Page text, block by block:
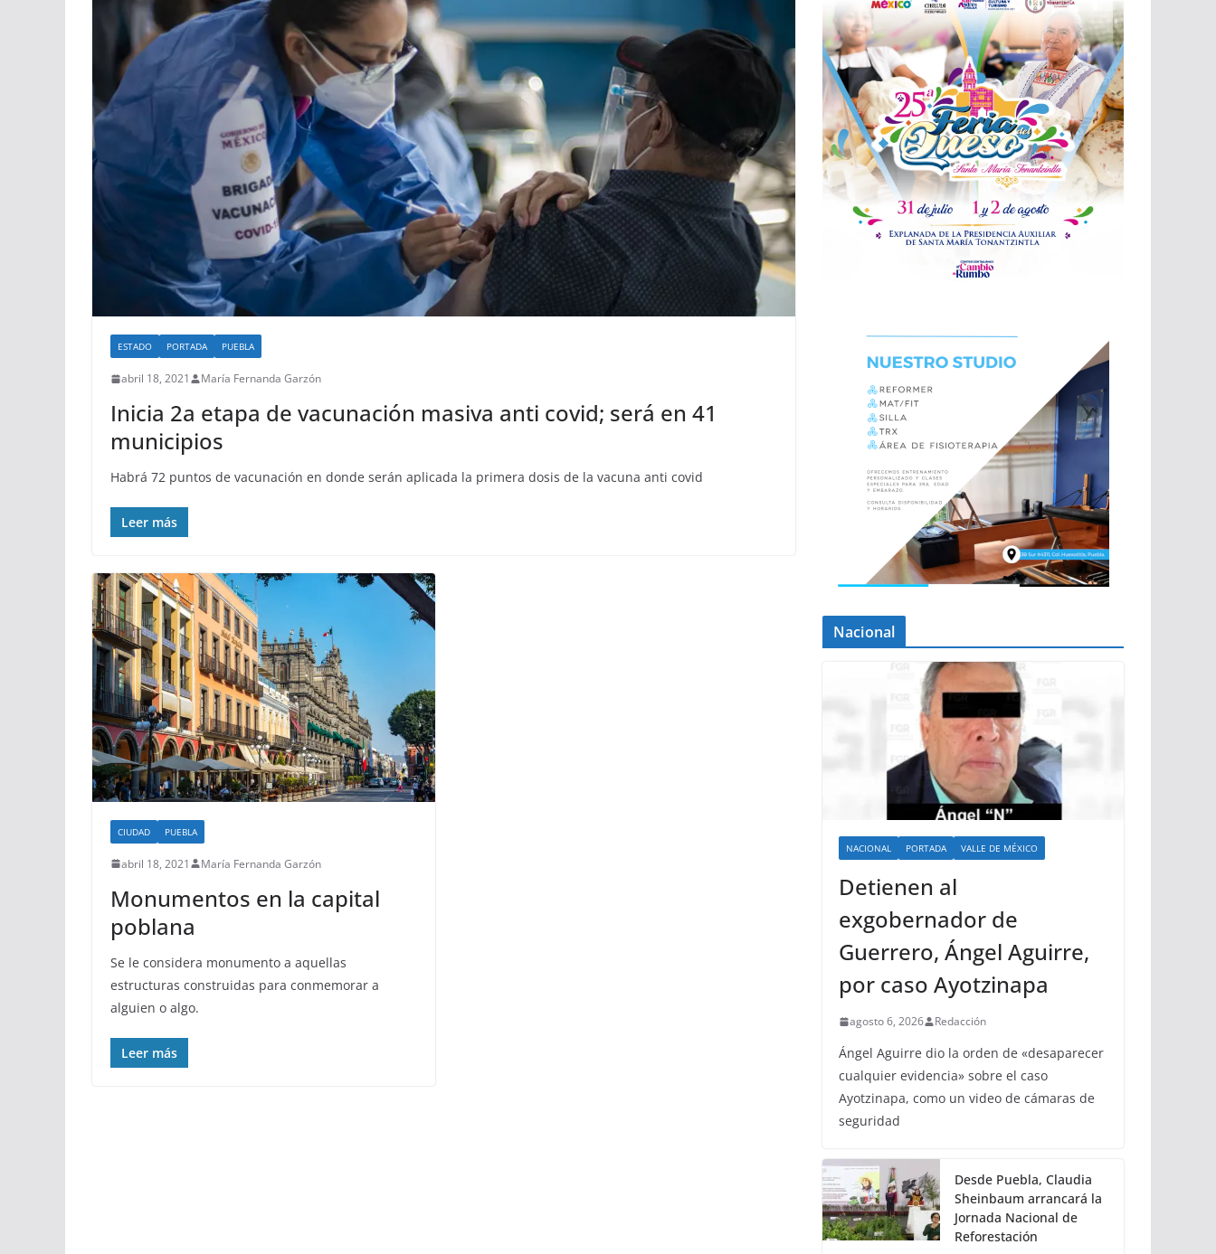
ESTADO PORTADA PUEBLA
abril 18, 2021 María Fernanda Garzón
Inicia 2a etapa de vacunación masiva anti covid; será en 41
municipios
Habrá 72 puntos de vacunación en donde serán aplicada la primera dosis de la vacuna anti covid
Leer más
CIUDAD PUEBLA
abril 18, 2021 María Fernanda Garzón
Monumentos en la capital
poblana
Se le considera monumento a aquellas
estructuras construidas para conmemorar a
alguien o algo.
Leer más
Nacional
NACIONAL PORTADA VALLE DE MÉXICO
Detienen al
exgobernador de
Guerrero, Ángel Aguirre,
por caso Ayotzinapa
agosto 6, 2026 Redacción
Ángel Aguirre dio la orden de «desaparecer
cualquier evidencia» sobre el caso
Ayotzinapa, como un video de cámaras de
seguridad
Desde Puebla, Claudia
Sheinbaum arrancará la
Jornada Nacional de
Reforestación